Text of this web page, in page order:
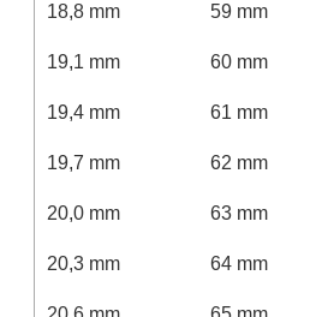
18,8 mm 59 mm
19,1 mm 60 mm
19,4 mm 61 mm
19,7 mm 62 mm
20,0 mm 63 mm
20,3 mm 64 mm